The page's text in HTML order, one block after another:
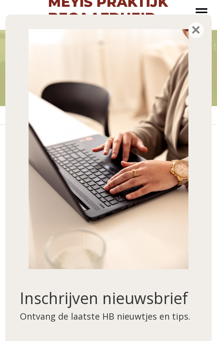
BEGAAFDHEID
Gratis
Vul het formulier
hieronder in en
×
Inschrijven nieuwsbrief
Ontvang de laatste HB nieuwtjes en tips.